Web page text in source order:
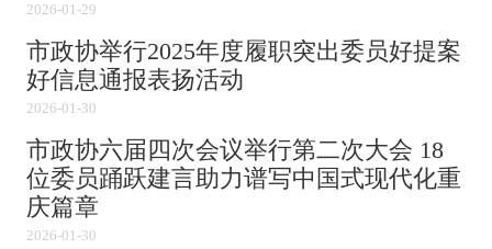
2026-01-29
市政协举行2025年度履职突出委员好提案
好信息通报表扬活动
2026-01-30
市政协六届四次会议举行第二次大会 18
位委员踊跃建言助力谱写中国式现代化重
庆篇章
2026-01-30